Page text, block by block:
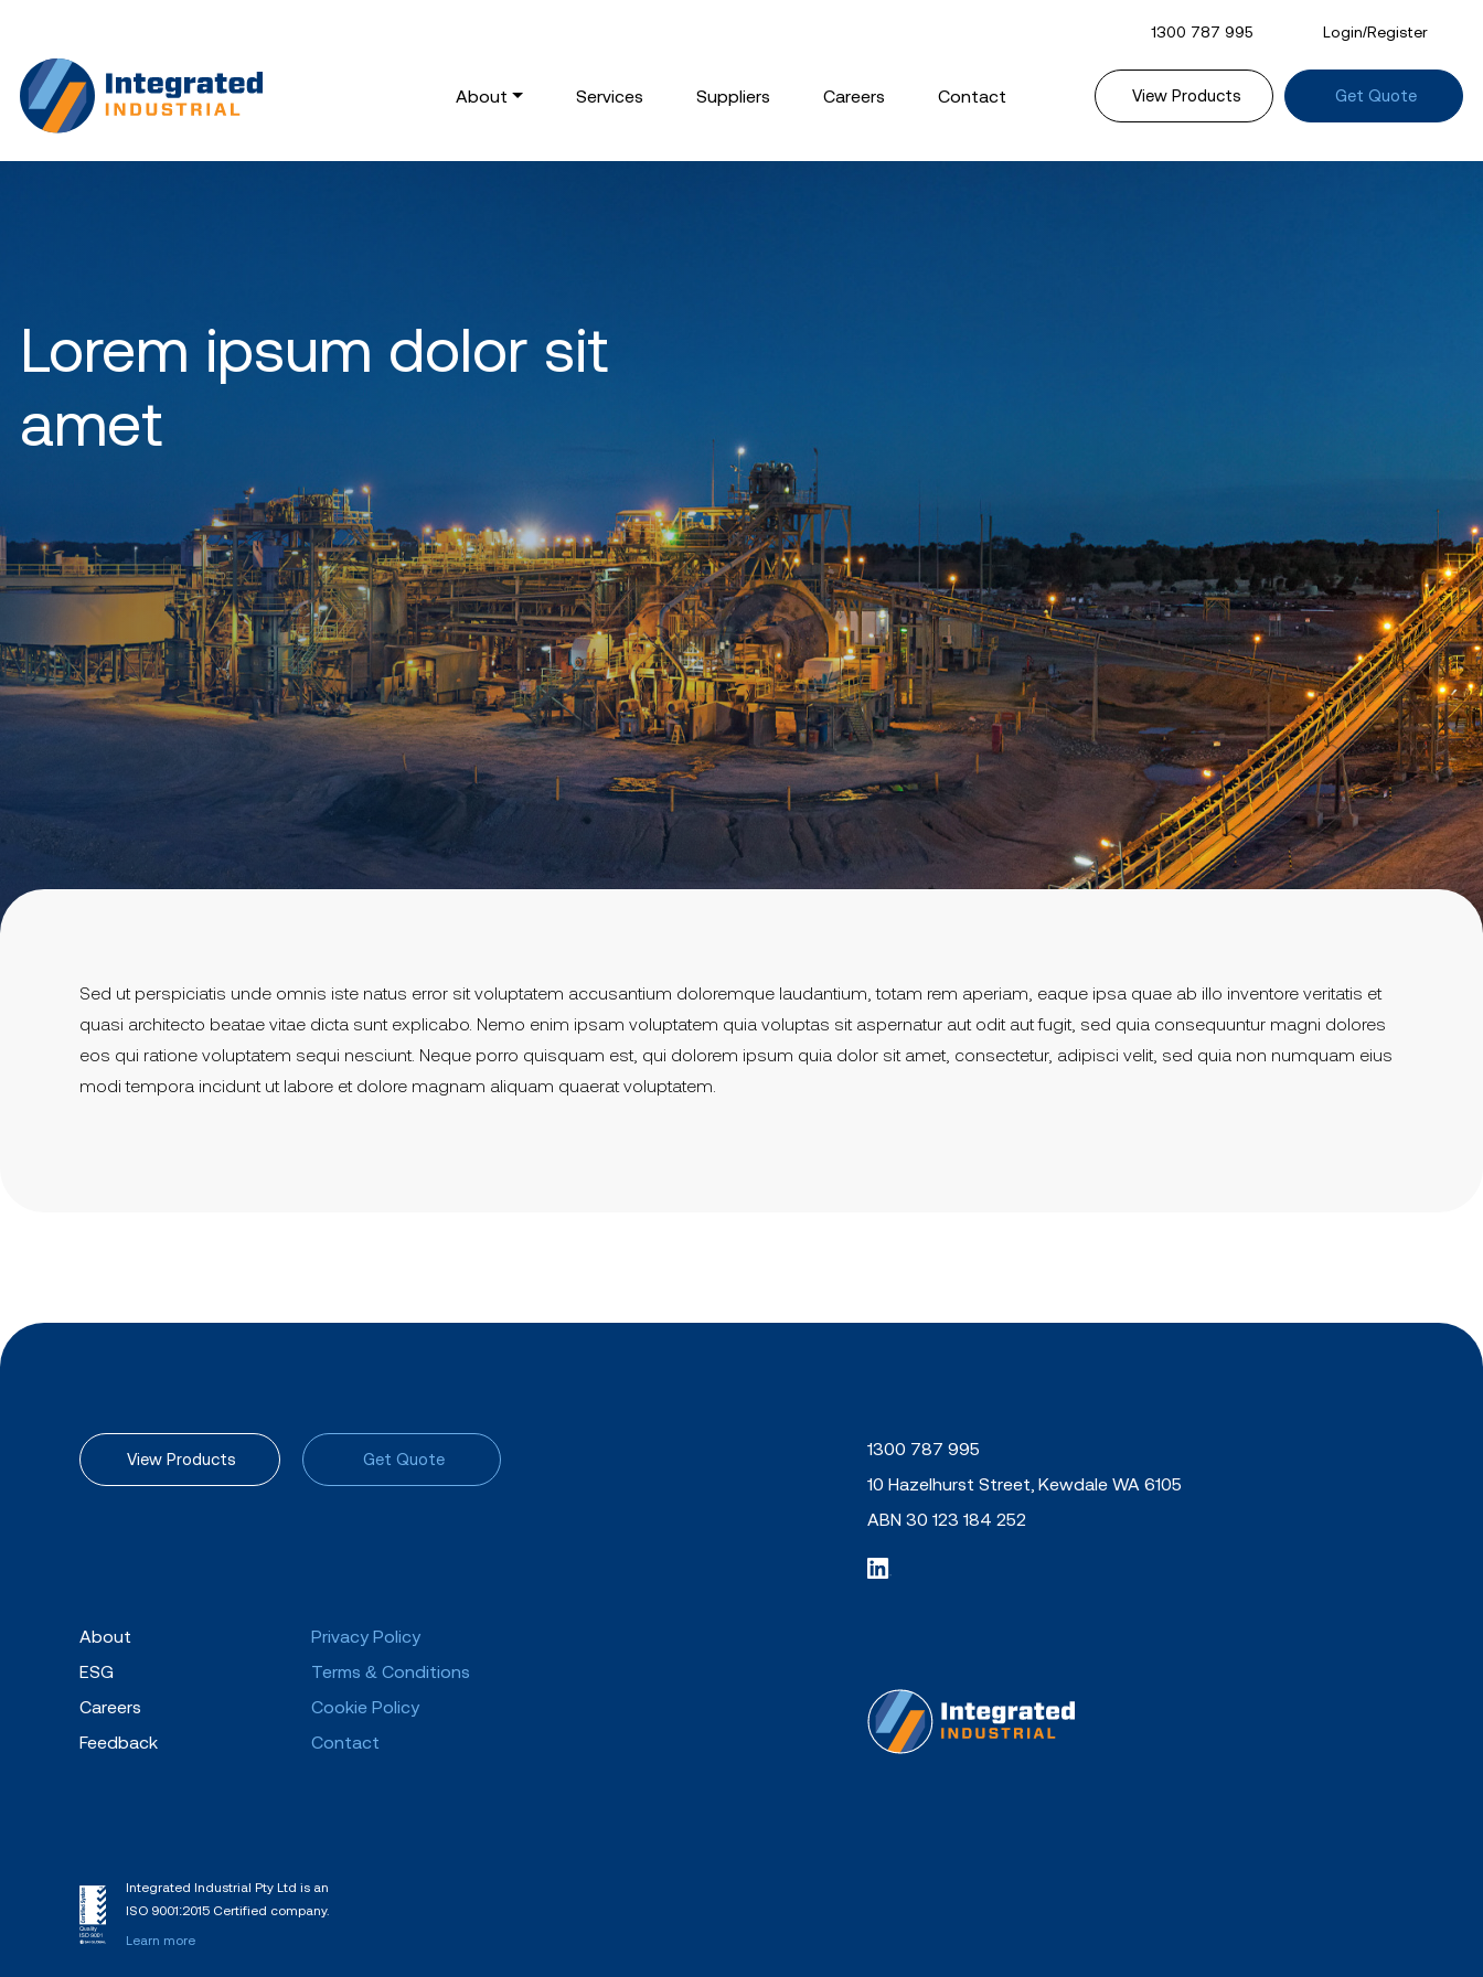
1300 787 995 Login/Register
About Services Suppliers Careers Contact View Products Get Quote
Lorem ipsum dolor sit
amet
Sed ut perspiciatis unde omnis iste natus error sit voluptatem accusantium doloremque laudantium, totam rem aperiam, eaque ipsa quae ab illo inventore veritatis et
quasi architecto beatae vitae dicta sunt explicabo. Nemo enim ipsam voluptatem quia voluptas sit aspernatur aut odit aut fugit, sed quia consequuntur magni dolores
eos qui ratione voluptatem sequi nesciunt. Neque porro quisquam est, qui dolorem ipsum quia dolor sit amet, consectetur, adipisci velit, sed quia non numquam eius
modi tempora incidunt ut labore et dolore magnam aliquam quaerat voluptatem.
View Products Get Quote
1300 787 995
10 Hazelhurst Street, Kewdale WA 6105
ABN 30 123 184 252
About
ESG
Careers
Feedback
Privacy Policy
Terms & Conditions
Cookie Policy
Contact
Integrated Industrial Pty Ltd is an
ISO 9001:2015 Certified company.
Learn more